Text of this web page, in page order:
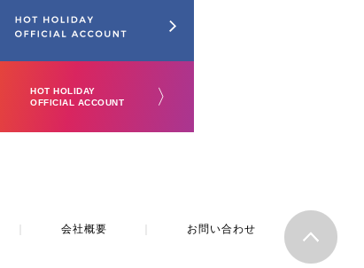
HOT HOLIDAY
OFFICIAL ACCOUNT
〉
会社概要 お問い合わせ